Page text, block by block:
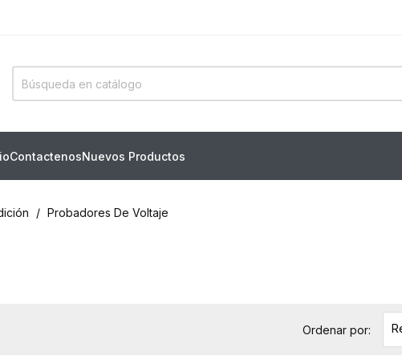
ContactenosNuevos Productos
Probadores De Voltaje
Ordenar por: